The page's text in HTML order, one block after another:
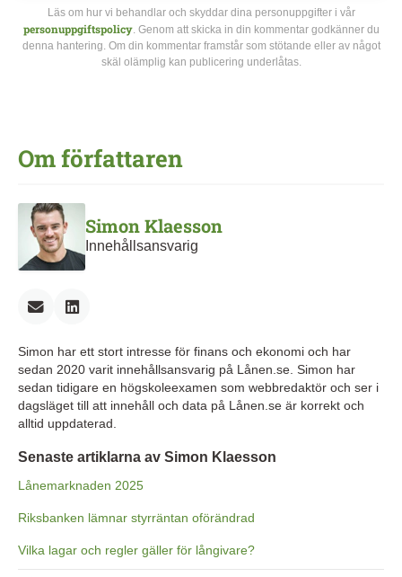
Läs om hur vi behandlar och skyddar dina personuppgifter i vår
personuppgiftspolicy. Genom att skicka in din kommentar godkänner du
denna hantering. Om din kommentar framstår som stötande eller av något
skäl olämplig kan publicering underlåtas.
Om författaren
Simon Klaesson
Innehållsansvarig
Simon har ett stort intresse för finans och ekonomi och har
sedan 2020 varit innehållsansvarig på Lånen.se. Simon har
sedan tidigare en högskoleexamen som webbredaktör och ser i
dagsläget till att innehåll och data på Lånen.se är korrekt och
alltid uppdaterad.
Senaste artiklarna av Simon Klaesson
Lånemarknaden 2025
Riksbanken lämnar styrräntan oförändrad
Vilka lagar och regler gäller för långivare?